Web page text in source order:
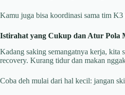
Kamu juga bisa koordinasi sama tim
Istirahat yang Cukup dan Atur Pola
Kadang saking semangatnya kerja, kita
recovery. Kurang tidur dan makan
Coba deh mulai dari hal kecil: jangan